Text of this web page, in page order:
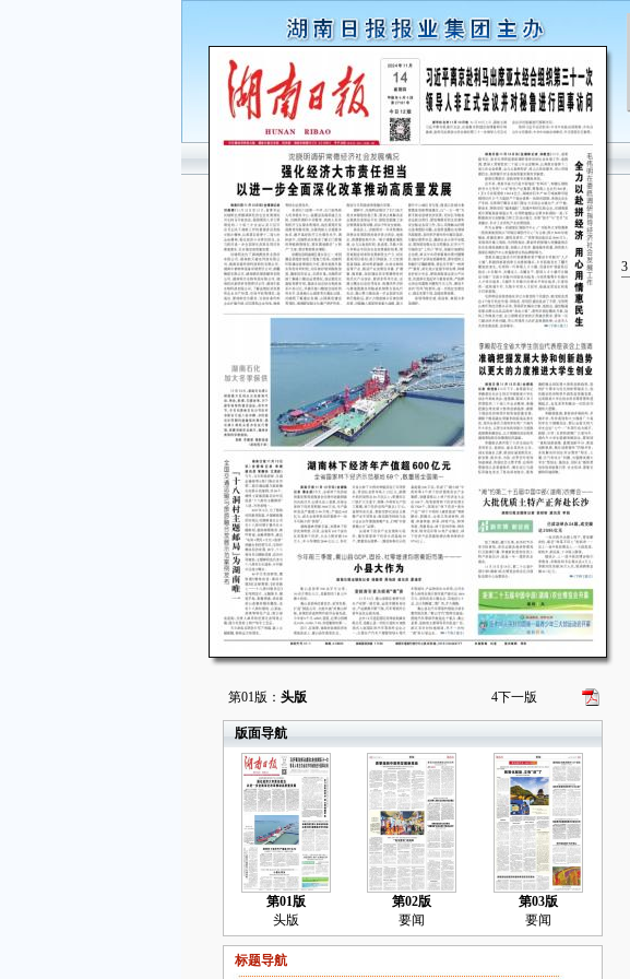
第01版： 头版 4下一版
版面导航
第01版
头版
第02版
要闻
第03版
要闻
标题导航
3